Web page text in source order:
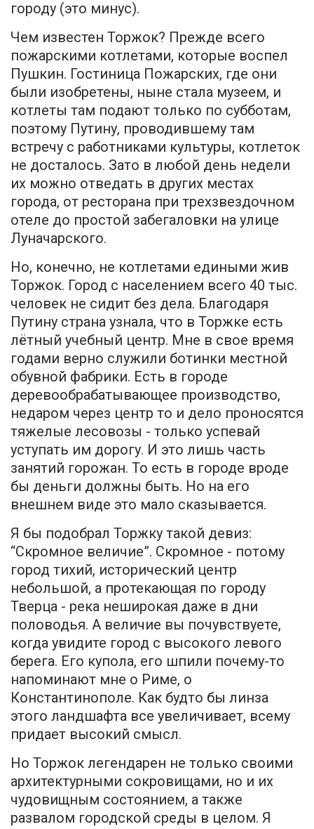
городу (это минус).
Чем известен Торжок? Прежде всего
пожарскими котлетами, которые воспел
Пушкин. Гостиница Пожарских, где они
были изобретены, ныне стала музеем, и
котлеты там подают только по субботам,
поэтому Путину, проводившему там
встречу с работниками культуры, котлеток
не досталось. Зато в любой день недели
их можно отведать в других местах
города, от ресторана при трехзвездочном
отеле до простой забегаловки на улице
Луначарского.
Но, конечно, не котлетами едиными жив
Торжок. Город с населением всего 40 тыс.
человек не сидит без дела. Благодаря
Путину страна узнала, что в Торжке есть
лётный учебный центр. Мне в свое время
годами верно служили ботинки местной
обувной фабрики. Есть в городе
деревообрабатывающее производство,
недаром через центр то и дело проносятся
тяжелые лесовозы - только успевай
уступать им дорогу. И это лишь часть
занятий горожан. То есть в городе вроде
бы деньги должны быть. Но на его
внешнем виде это мало сказывается.
Я бы подобрал Торжку такой девиз:
“Скромное величие”. Скромное - потому
город тихий, исторический центр
небольшой, а протекающая по городу
Тверца - река неширокая даже в дни
половодья. А величие вы почувствуете,
когда увидите город с высокого левого
берега. Его купола, его шпили почему-то
напоминают мне о Риме, о
Константинополе. Как будто бы линза
этого ландшафта все увеличивает, всему
придает высокий смысл.
Но Торжок легендарен не только своими
архитектурными сокровищами, но и их
чудовищным состоянием, а также
развалом городской среды в целом. Я